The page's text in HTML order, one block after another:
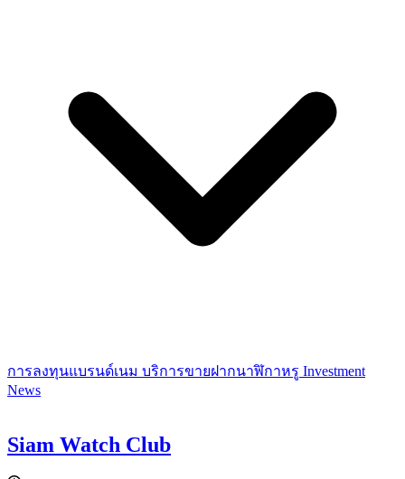
การลงทุนแบรนด์เนม บริการขายฝากนาฬิกาหรู Investment
News
Siam Watch Club